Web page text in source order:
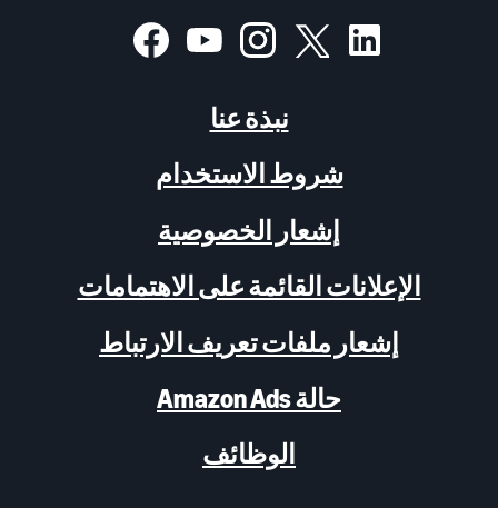
نبذة عنا
شروط الاستخدام
إشعار الخصوصية
الإعلانات القائمة على الاهتمامات
إشعار ملفات تعريف الارتباط
حالة Amazon Ads
الوظائف